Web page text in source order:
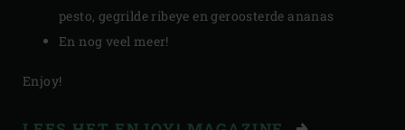
pesto, gegrilde ribeye en geroosterde ananas
En nog veel meer!
Enjoy!